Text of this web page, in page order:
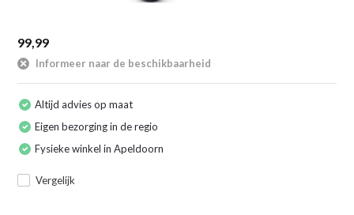
99,99
Informeer naar de beschikbaarheid
Altijd advies op maat
Eigen bezorging in de regio
Fysieke winkel in Apeldoorn
Vergelijk